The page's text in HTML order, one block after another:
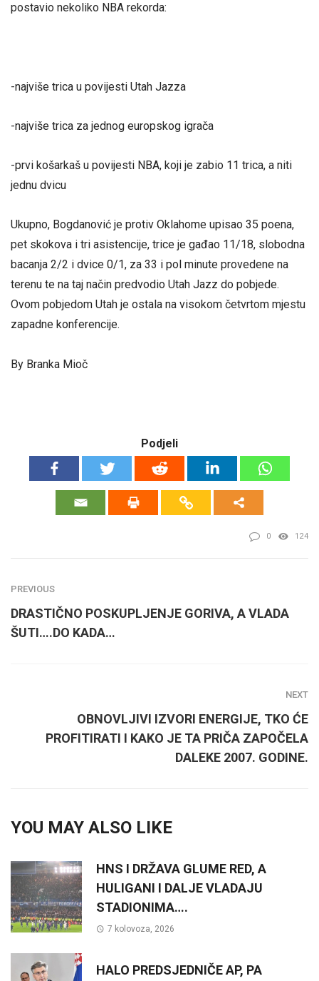
postavio nekoliko NBA rekorda:
-najviše trica u povijesti Utah Jazza
-najviše trica za jednog europskog igrača
-prvi košarkaš u povijesti NBA, koji je zabio 11 trica, a niti
jednu dvicu
Ukupno, Bogdanović je protiv Oklahome upisao 35 poena,
pet skokova i tri asistencije, trice je gađao 11/18, slobodna
bacanja 2/2 i dvice 0/1, za 33 i pol minute provedene na
terenu te na taj način predvodio Utah Jazz do pobjede.
Ovom pobjedom Utah je ostala na visokom četvrtom mjestu
zapadne konferencije.
By Branka Mioč
Podjeli
0 124
PREVIOUS
DRASTIČNO POSKUPLJENJE GORIVA, A VLADA
ŠUTI….DO KADA…
NEXT
OBNOVLJIVI IZVORI ENERGIJE, TKO ĆE
PROFITIRATI I KAKO JE TA PRIČA ZAPOČELA
DALEKE 2007. GODINE.
YOU MAY ALSO LIKE
HNS I DRŽAVA GLUME RED, A
HULIGANI I DALJE VLADAJU
STADIONIMA….
7 kolovoza, 2026
HALO PREDSJEDNIČE AP, PA